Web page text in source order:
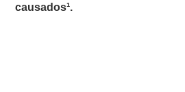
causados¹.